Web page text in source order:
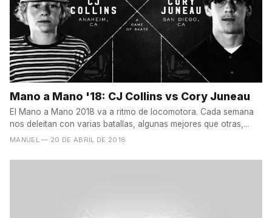
Mano a Mano '18: CJ Collins vs Cory Juneau
El Mano a Mano 2018 va a ritmo de locomotora. Cada semana
nos deleitan con varias batallas, algunas mejores que otras,...
MANUEL — 20 DE ABRIL DE 2018